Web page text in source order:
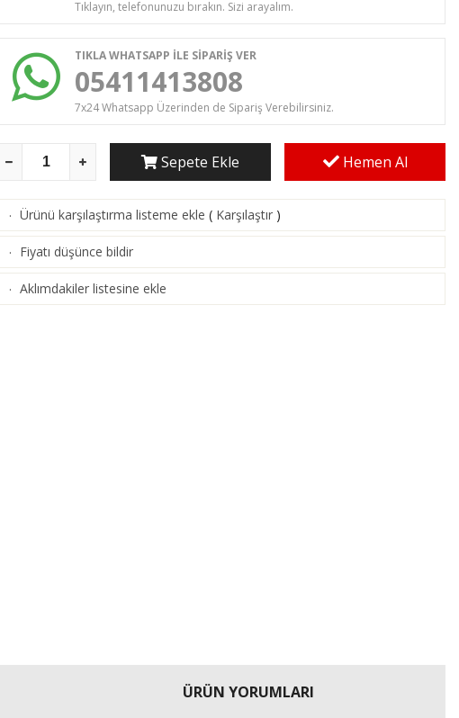
Tıklayın, telefonunuzu bırakın. Sizi arayalım.
TIKLA WHATSAPP İLE SİPARİŞ VER
05411413808
7x24 Whatsapp Üzerinden de Sipariş Verebilirsiniz.
Sepete Ekle Hemen Al
· Ürünü karşılaştırma listeme ekle ( Karşılaştır )
· Fiyatı düşünce bildir
· Aklımdakiler listesine ekle
ÜRÜN YORUMLARI